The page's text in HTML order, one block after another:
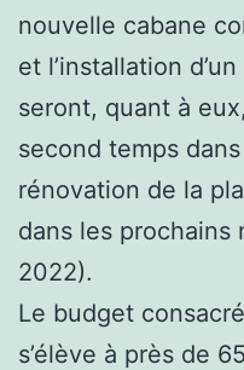
nouvelle cabane
et l’installation
seront, quant à
second temps
rénovation de la
dans les prochains
2022).
Le budget
s’élève à près de